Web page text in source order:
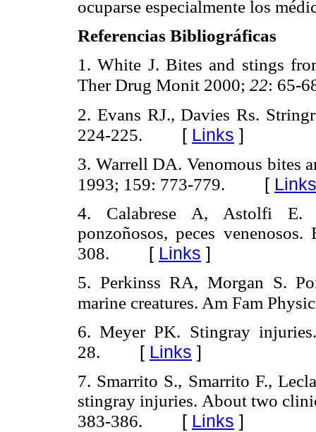
ocuparse especialmente los
Referencias Bibliográficas
1. White J. Bites and stings
Ther Drug Monit 2000; 22: 65-
2. Evans RJ., Davies Rs.
224-225. [ Links ]
3. Warrell DA. Venomous bites
1993; 159: 773-779. [ Links
4.
Calabrese A, Astolfi E.
ponzoñosos, peces
308. [ Links ]
5. Perkinss RA, Morgan S.
marine creatures. Am Fam
6. Meyer PK. Stingray
28. [ Links ]
7. Smarrito S., Smarrito F.,
stingray injuries. About two
383-386. [ Links ]